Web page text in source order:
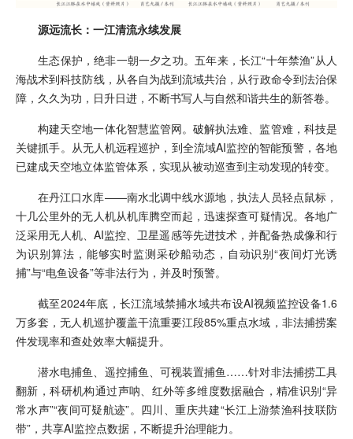
源远流长：一江清流永续发展
生态保护，绝非一朝一夕之功。五年来，长江“十年禁渔”从人
海战术到科技防线，从各自为战到流域共治，从行政命令到法治保
障，久久为功，日升日进，不断书写人与自然和谐共生的新答卷。
构建天空地一体化智慧监管网。破解执法难、监管难，科技是
关键抓手。从无人机远程巡护，到全流域AI监控的智能预警，各地
已建成天空地立体监管体系，实现从被动巡查到主动发现的转变。
在丹江口水库——南水北调中线水源地，执法人员轻点鼠标，
十几公里外的无人机从机库腾空而起，迅速探查可疑情况。各地广
泛采用无人机、AI监控、卫星遥感等先进技术，并配备热成像和行
为识别算法，能够实时监测采砂船动态，自动识别“夜间灯光诱
捕”与“电鱼设备”等非法行为，并及时预警。
截至2024年底，长江流域禁捕水域共布设AI视频监控设备1.6
万多套，无人机巡护覆盖干流重要江段85%重点水域，非法捕捞案
件发现率和查处效率大幅提升。
潜水电捕鱼、遥控捕鱼、可视装置捕鱼……针对非法捕捞工具
翻新，科研机构通过声呐、红外等多维度数据融合，精准识别“异
常水声”“夜间可疑航迹”。四川、重庆共建“长江上游禁渔科技联防
带”，共享AI监控点数据，不断提升治理能力。